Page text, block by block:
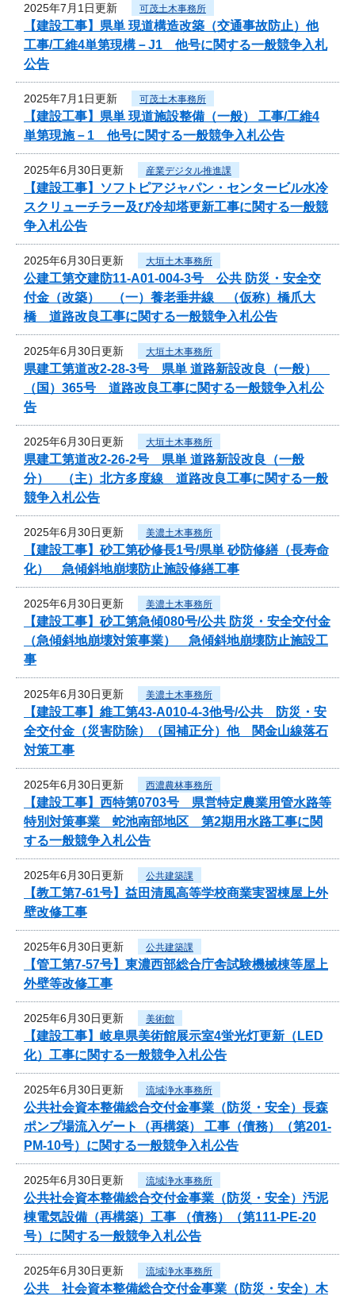
2025年7月1日更新 可茂土木事務所
【建設工事】県単 現道構造改築（交通事故防止）他
工事/工維4単第現構－J1 他号に関する一般競争入札
公告
2025年7月1日更新 可茂土木事務所
【建設工事】県単 現道施設整備（一般） 工事/工維4
単第現施－1 他号に関する一般競争入札公告
2025年6月30日更新 産業デジタル推進課
【建設工事】ソフトピアジャパン・センタービル水冷
スクリューチラー及び冷却塔更新工事に関する一般競
争入札公告
2025年6月30日更新 大垣土木事務所
公建工第交建防11-A01-004-3号 公共 防災・安全交
付金（改築） （一）養老垂井線 （仮称）橋爪大
橋 道路改良工事に関する一般競争入札公告
2025年6月30日更新 大垣土木事務所
県建工第道改2-28-3号 県単 道路新設改良（一般）
（国）365号 道路改良工事に関する一般競争入札公
告
2025年6月30日更新 大垣土木事務所
県建工第道改2-26-2号 県単 道路新設改良（一般
分） （主）北方多度線 道路改良工事に関する一般
競争入札公告
2025年6月30日更新 美濃土木事務所
【建設工事】砂工第砂修長1号/県単 砂防修繕（長寿命
化） 急傾斜地崩壊防止施設修繕工事
2025年6月30日更新 美濃土木事務所
【建設工事】砂工第急傾080号/公共 防災・安全交付金
（急傾斜地崩壊対策事業） 急傾斜地崩壊防止施設工
事
2025年6月30日更新 美濃土木事務所
【建設工事】維工第43-A010-4-3他号/公共 防災・安
全交付金（災害防除）（国補正分）他 関金山線落石
対策工事
2025年6月30日更新 西濃農林事務所
【建設工事】西特第0703号 県営特定農業用管水路等
特別対策事業 蛇池南部地区 第2期用水路工事に関
する一般競争入札公告
2025年6月30日更新 公共建築課
【教工第7-61号】益田清風高等学校商業実習棟屋上外
壁改修工事
2025年6月30日更新 公共建築課
【管工第7-57号】東濃西部総合庁舎試験機械棟等屋上
外壁等改修工事
2025年6月30日更新 美術館
【建設工事】岐阜県美術館展示室4蛍光灯更新（LED
化）工事に関する一般競争入札公告
2025年6月30日更新 流域浄水事務所
公共社会資本整備総合交付金事業（防災・安全）長森
ポンプ場流入ゲート（再構築） 工事（債務）（第201-
PM-10号）に関する一般競争入札公告
2025年6月30日更新 流域浄水事務所
公共社会資本整備総合交付金事業（防災・安全）汚泥
棟電気設備（再構築）工事 （債務）（第111-PE-20
号）に関する一般競争入札公告
2025年6月30日更新 流域浄水事務所
公共 社会資本整備総合交付金事業（防災・安全）木